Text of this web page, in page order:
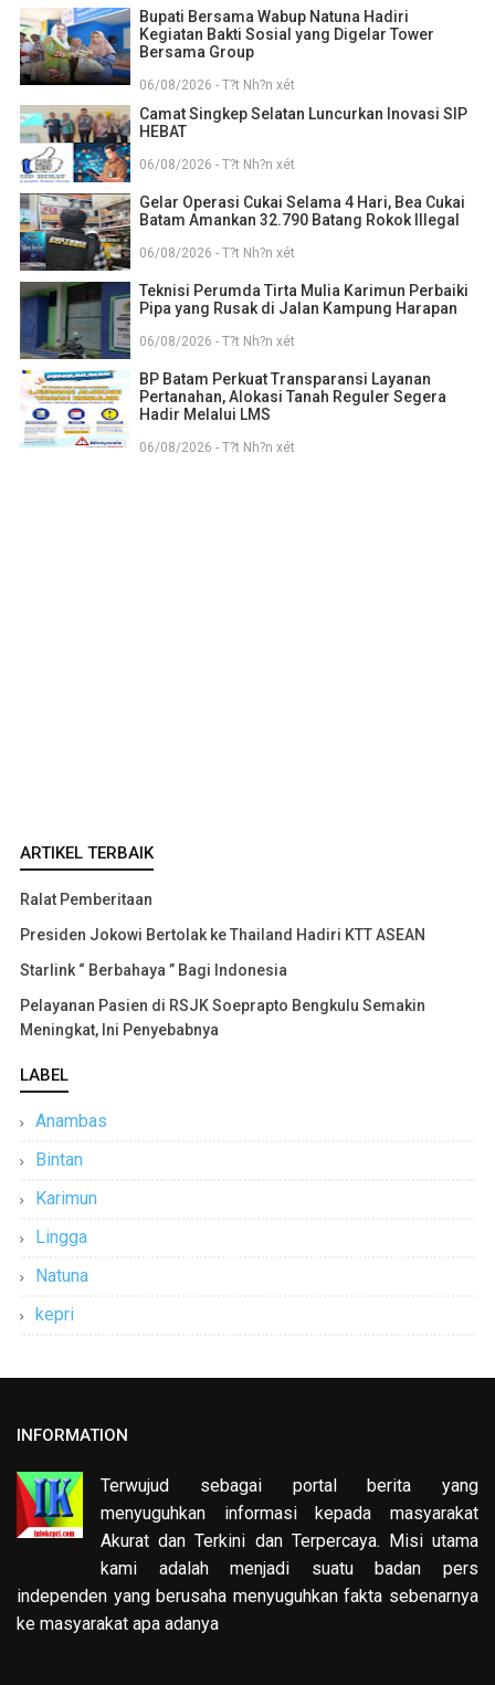
Bupati Bersama Wabup Natuna Hadiri
Kegiatan Bakti Sosial yang Digelar Tower
Bersama Group
06/08/2026 - T?t Nh?n xét
Camat Singkep Selatan Luncurkan Inovasi SIP
HEBAT
06/08/2026 - T?t Nh?n xét
Gelar Operasi Cukai Selama 4 Hari, Bea Cukai
Batam Amankan 32.790 Batang Rokok Illegal
06/08/2026 - T?t Nh?n xét
Teknisi Perumda Tirta Mulia Karimun Perbaiki
Pipa yang Rusak di Jalan Kampung Harapan
06/08/2026 - T?t Nh?n xét
BP Batam Perkuat Transparansi Layanan
Pertanahan, Alokasi Tanah Reguler Segera
Hadir Melalui LMS
06/08/2026 - T?t Nh?n xét
ARTIKEL TERBAIK
Ralat Pemberitaan
Presiden Jokowi Bertolak ke Thailand Hadiri KTT ASEAN
Starlink “ Berbahaya ” Bagi Indonesia
Pelayanan Pasien di RSJK Soeprapto Bengkulu Semakin
Meningkat, Ini Penyebabnya
LABEL
Anambas
Bintan
Karimun
Lingga
Natuna
kepri
INFORMATION
Terwujud sebagai portal berita yang
menyuguhkan informasi kepada masyarakat
Akurat dan Terkini dan Terpercaya. Misi utama
kami adalah menjadi suatu badan pers
independen yang berusaha menyuguhkan fakta sebenarnya
ke masyarakat apa adanya